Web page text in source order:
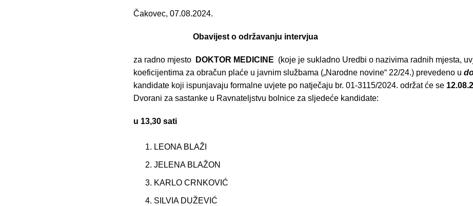
Čakovec, 07.08.2024.
Obavijest o održavanju intervjua
za radno mjesto DOKTOR MEDICINE (koje je sukladno Uredbi o nazivima radnih mjesta,
koeficijentima za obračun plaće u javnim službama („Narodne novine“ 22/24.) prevedeno u
kandidate koji ispunjavaju formalne uvjete po natječaju br. 01-3115/2024. održat će se
Dvorani za sastanke u Ravnateljstvu bolnice za sljedeće kandidate:
u 13,30 sati
LEONA BLAŽI
JELENA BLAŽON
KARLO CRNKOVIĆ
SILVIA DUŽEVIĆ